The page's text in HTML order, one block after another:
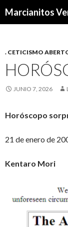
Marcianitos
. CETICISMO
JUNIO 7, 2026
Horóscopo
21 de enero de
Kentaro Mori